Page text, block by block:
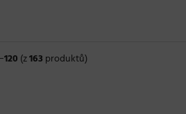
−120 (z163 produktů)